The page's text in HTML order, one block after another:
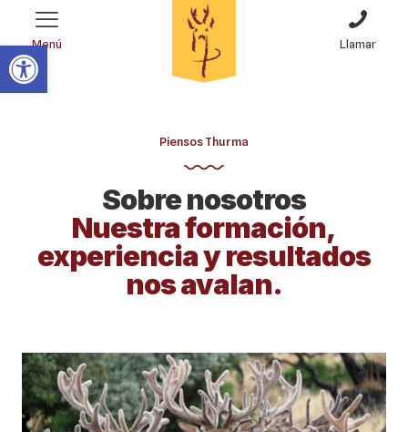
Abrir barra de herramientas
Menú Llamar
Piensos Thurma
Sobre nosotros
Nuestra formación,
experiencia y resultados
nos avalan.